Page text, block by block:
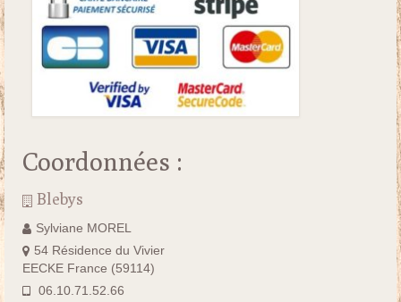
Coordonnées :
Blebys
Sylviane MOREL
54 Résidence du Vivier
EECKE France (59114)
06.10.71.52.66